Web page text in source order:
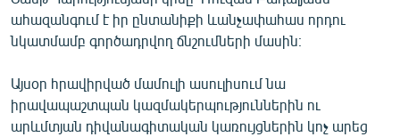
ՏԵՍԱՆՅՈՒԹԵՐ
ԲԱՆԱՎԵՃ
ՓՈԴՔԱՍԹ
ահազանգում է իր ընտանիքի ևանչափահաս որդու
նկատմամբ գործադրվող ճնշումների մասին։
Այսօր հրավիրված մամուլի ասուլիսում նա
իրավապաշտպան կազմակերպություններին ու
արևմտյան դիվանագիտական կառույցներին կոչ արեց